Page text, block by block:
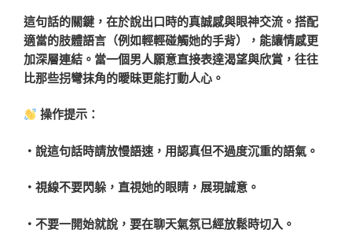
這句話的關鍵，在於說出口時的真誠感與眼神交流。搭配
適當的肢體語言（例如輕輕碰觸她的手背），能讓情感更
加深層連結。當一個男人願意直接表達渴望與欣賞，往往
比那些拐彎抹角的曖昧更能打動人心。
操作提示：
・說這句話時請放慢語速，用認真但不過度沉重的語氣。
・視線不要閃躲，直視她的眼睛，展現誠意。
・不要一開始就說，要在聊天氣氛已經放鬆時切入。